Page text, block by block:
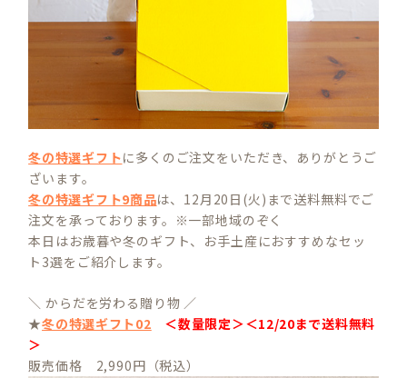
冬の特選ギフトに多くのご注文をいただき、ありがとうご
ざいます。
冬の特選ギフト9商品は、12月20日(火)まで送料無料でご
注文を承っております。※一部地域のぞく
本日はお歳暮や冬のギフト、お手土産におすすめなセッ
ト3選をご紹介します。
＼ からだを労わる贈り物 ／
★冬の特選ギフト02
＜数量限定＞＜12/20まで送料無料
＞
販売価格 2,990円（税込）